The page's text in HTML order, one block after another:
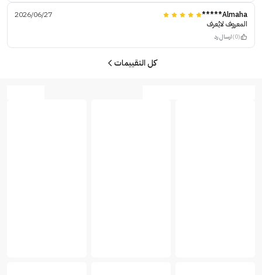
Almaha*****
2026/06/27
المعروف لايُعرف
(0) ارسال رد
كل التقييمات